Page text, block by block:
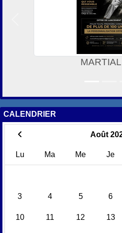
CALENDRIER
Août
Lu Ma Me Je
3 4 5 6
10 11 12 13